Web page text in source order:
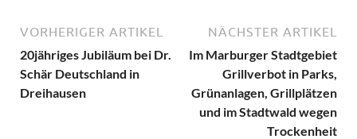
VORHERIGER ARTIKEL
20jähriges Jubiläum bei Dr.
Schär Deutschland in
Dreihausen
NÄCHSTER ARTIKEL
Im Marburger Stadtgebiet
Grillverbot in Parks,
Grünanlagen, Grillplätzen
und im Stadtwald wegen
Trockenheit